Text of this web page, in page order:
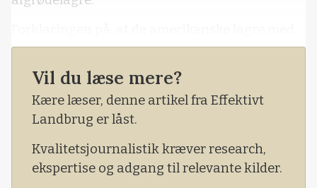
majs, sojabønner såvel som hvede blev sat et
godt stykke under, hvad der var forventet i
markedet, var ifølge det amerikanske
landbrugsministerium en stor stigning i
eksporten af afgrøder til Kina.
Vil du læse mere?
Kære læser, denne artikel fra Effektivt
Landbrug er låst.
Kvalitetsjournalistik kræver research,
ekspertise og adgang til relevante kilder.